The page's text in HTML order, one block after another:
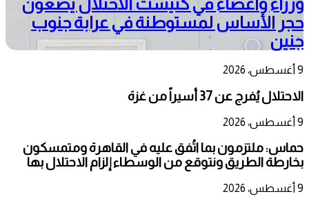
وزراء وأعضاء في كنيست الاحتلال يضعون
حجر الأساس لمستوطنة في عرابة جنوب
جنين
9 أغسطس، 2026
الاحتلال يُفرج عن 37 أسيراً من غزة
9 أغسطس، 2026
حماس: ملتزمون بما اتُفق عليه في القاهرة ومتمسكون
بخارطة الطريق ونتوقع من الوسطاء إلزام الاحتلال بها
9 أغسطس، 2026